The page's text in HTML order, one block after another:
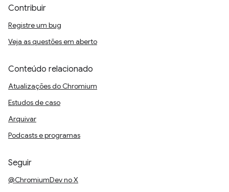
Contribuir
Registre um bug
Veja as questões em aberto
Conteúdo relacionado
Atualizações do Chromium
Estudos de caso
Arquivar
Podcasts e programas
Seguir
@ChromiumDev no X